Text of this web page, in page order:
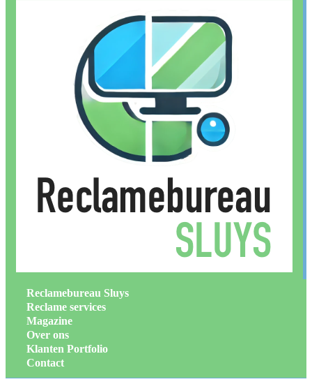
Reclamebureau Sluys
Reclame services
Magazine
Over ons
Klanten Portfolio
Contact